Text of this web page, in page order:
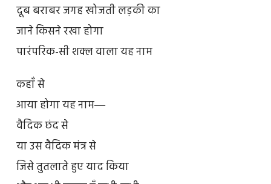
दूब बराबर जगह खोजती लड़की का
जाने किसने रखा होगा
पारंपरिक-सी शक्ल वाला यह नाम
कहाँ से
आया होगा यह नाम―
वैदिक छंद से
या उस वैदिक मंत्र से
जिसे तुतलाते हुए याद किया